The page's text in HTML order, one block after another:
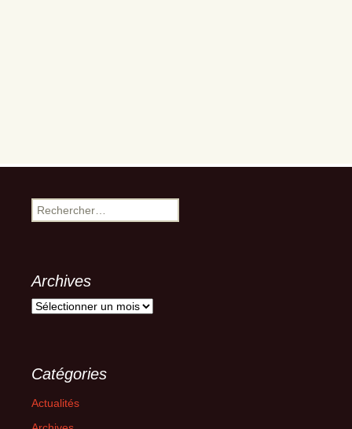
Rechercher :
Archives
Archives
Catégories
Actualités